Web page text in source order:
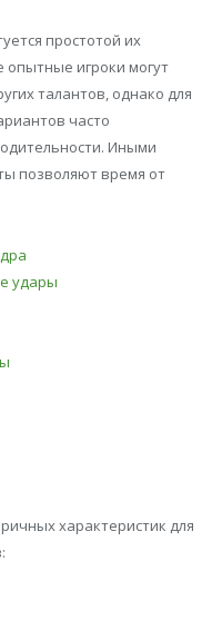
простотой их
опытные игроки могут
талантов, однако для
часто
Иными
позволяют время от
удары
характеристик для